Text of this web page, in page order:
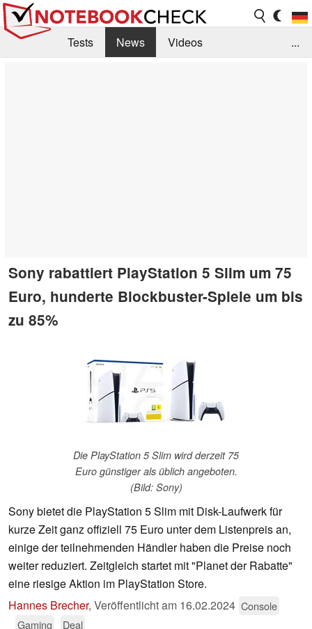
Tests News
Videos
...
Sony rabattiert PlayStation 5 Slim um 75
Euro, hunderte Blockbuster-Spiele um bis
zu 85%
Die PlayStation 5 Slim wird derzeit 75
Euro günstiger als üblich angeboten.
(Bild: Sony)
Sony bietet die PlayStation 5 Slim mit Disk-Laufwerk für
kurze Zeit ganz offiziell 75 Euro unter dem Listenpreis an,
einige der teilnehmenden Händler haben die Preise noch
weiter reduziert. Zeitgleich startet mit "Planet der Rabatte"
eine riesige Aktion im PlayStation Store.
Hannes Brecher, Veröffentlicht am 16.02.2024 Console
Gaming
Deal